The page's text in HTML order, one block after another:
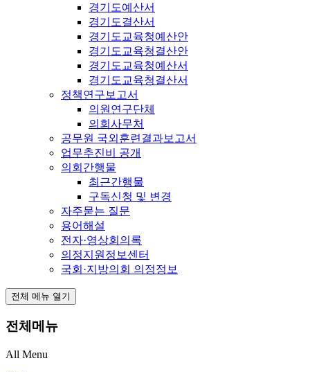
경기도예산서
경기도결산서
경기도교육청예산안
경기도교육청결산안
경기도교육청예산서
경기도교육청결산서
정책연구보고서
의원연구단체
의회사무처
공무원 국외훈련결과보고서
업무추진비 공개
의회간행물
최근간행물
구독신청 및 변경
자주묻는 질문
용어해설
전자·영상회의록
의정지원정보센터
국회·지방의회 의정정보
전체 메뉴 열기
전체메뉴
All Menu